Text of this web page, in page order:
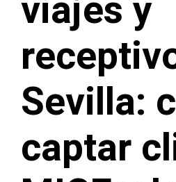
Sevilla:
captar